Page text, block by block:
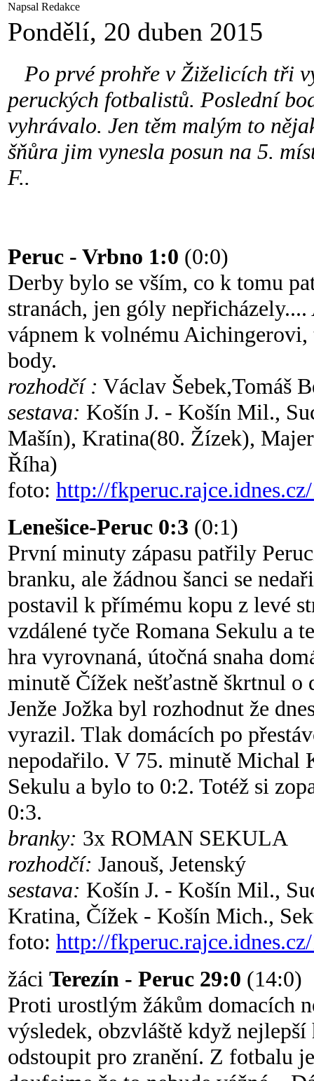
Napsal Redakce
Pondělí, 20 duben 2015
Po prvé prohře v Žiželicích tři
peruckých fotbalistů. Poslední
vyhrávalo. Jen těm malým to
šňůra jim vynesla posun na 5.
F..
Peruc - Vrbno 1:0 (0:0)
Derby bylo se vším, co k tomu
stranách, jen góly
vápnem k volnému
body.
rozhodčí : Václav Šebek,Tomáš
sestava: Košín J. - Košín Mil.,
Mašín), Kratina(80. Žízek),
Říha)
foto: http://
Lenešice-Peruc 0:3 (0:1)
První minuty zápasu patřily
branku, ale žádnou šanci se
postavil k přímému kopu z levé
vzdálené tyče Romana Sekulu a
hra vyrovnaná, útočná snaha
minutě Čížek nešťastně škrtnul o
Jenže Jožka byl rozhodnut že
vyrazil. Tlak domácích po
nepodařilo. V 75. minutě Michal
Sekulu a bylo to 0:2. Totéž si
0:3.
branky: 3x ROMAN SEKULA
rozhodčí: Janouš, Jetenský
sestava: Košín J. - Košín Mil.,
Kratina, Čížek - Košín Mich.,
foto: http://
žáci Terezín - Peruc 29:0 (14:0)
Proti urostlým žákům domacích
výsledek, obzvláště když
odstoupit pro zranění. Z fotbalu